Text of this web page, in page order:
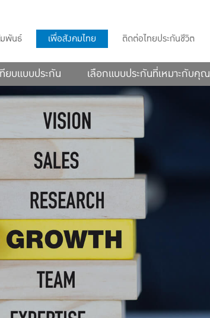
พันธ์ เพื่อสังคมไทย ติดต่อไทยประกันชีวิต
ยบแบบประกัน เลือกแบบประกันที่เหมาะกับคุณ